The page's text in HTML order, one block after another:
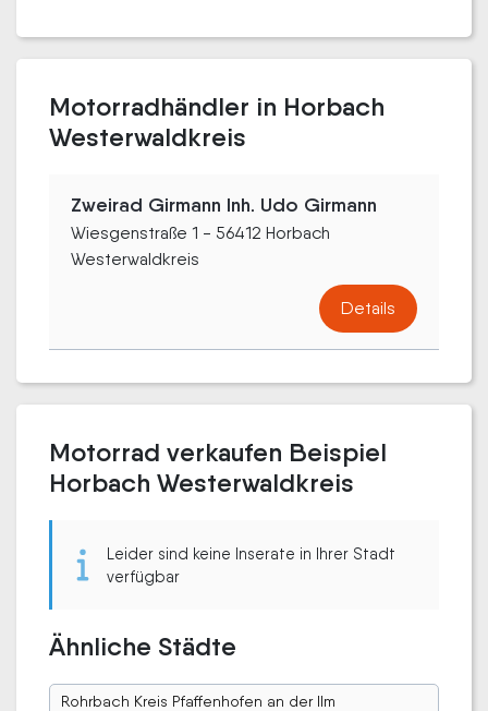
Motorradhändler in Horbach
Westerwaldkreis
Zweirad Girmann Inh. Udo Girmann
Wiesgenstraße 1 - 56412 Horbach
Westerwaldkreis
Details
Motorrad verkaufen Beispiel
Horbach Westerwaldkreis
Leider sind keine Inserate in Ihrer Stadt
verfügbar
Ähnliche Städte
Rohrbach Kreis Pfaffenhofen an der Ilm